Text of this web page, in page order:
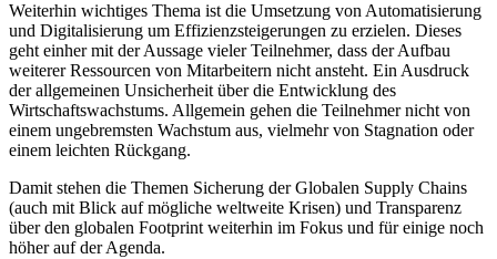
Weiterhin wichtiges Thema ist die Umsetzung von Automatisierung
und Digitalisierung um Effizienzsteigerungen zu erzielen. Dieses
geht einher mit der Aussage vieler Teilnehmer, dass der Aufbau
weiterer Ressourcen von Mitarbeitern nicht ansteht. Ein Ausdruck
der allgemeinen Unsicherheit über die Entwicklung des
Wirtschaftswachstums. Allgemein gehen die Teilnehmer nicht von
einem ungebremsten Wachstum aus, vielmehr von Stagnation oder
einem leichten Rückgang.
Damit stehen die Themen Sicherung der Globalen Supply Chains
(auch mit Blick auf mögliche weltweite Krisen) und Transparenz
über den globalen Footprint weiterhin im Fokus und für einige noch
höher auf der Agenda.